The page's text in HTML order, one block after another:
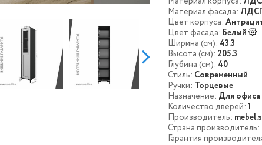
Материал фасада:
Цвет корпуса:
Цвет фасада: Белый
Ширина (см): 43.3
Высота (см): 205.3
Глубина (см): 40
Стиль: Современный
Ручки: Торцевые
Назначение: Для офиса
Количество дверей: 1
Производитель:
Страна производитель:
Гарантия